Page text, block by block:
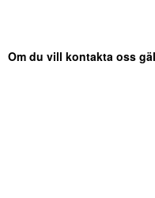
Om du vill kontakta oss